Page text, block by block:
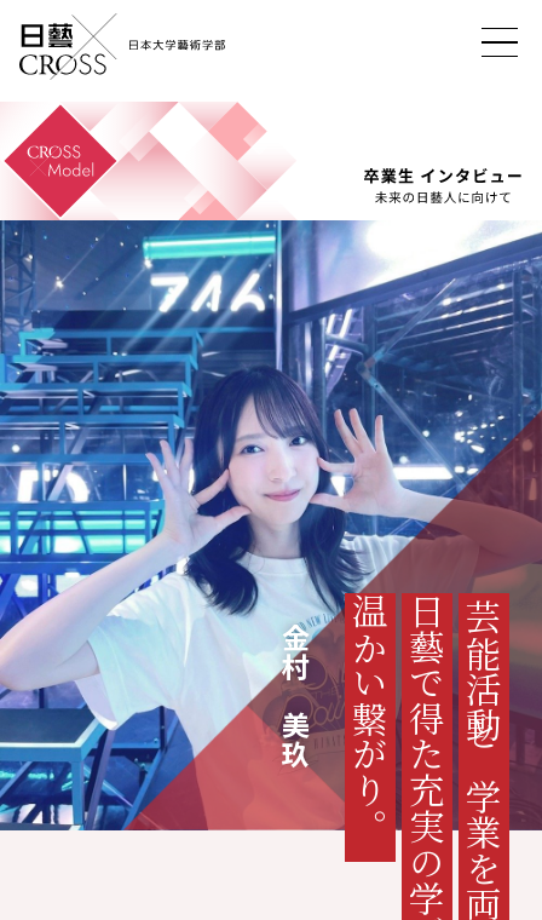
芸能活動と学業を両立！
日藝で得た充実の学びと
温かい繋がり。
金村 美玖